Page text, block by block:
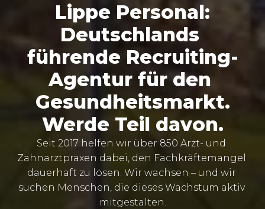
Lippe Personal:
Deutschlands
führende Recruiting-
Agentur für den
Gesundheitsmarkt.
Werde Teil davon.
Seit 2017 helfen wir über 850 Arzt- und
Zahnarztpraxen dabei, den Fachkräftemangel
dauerhaft zu lösen. Wir wachsen – und wir
suchen Menschen, die dieses Wachstum aktiv
mitgestalten.